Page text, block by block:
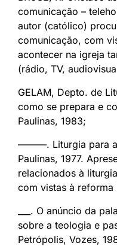
comunicação –
autor (católico)
comunicação, com
acontecer na igreja
(rádio, TV,
GELAM, Depto. de
como se prepara e
Paulinas, 1983;
———. Liturgia para a
Paulinas, 1977.
relacionados à
com vistas à reforma
___. O anúncio da
sobre a teologia e
Petrópolis, Vozes,